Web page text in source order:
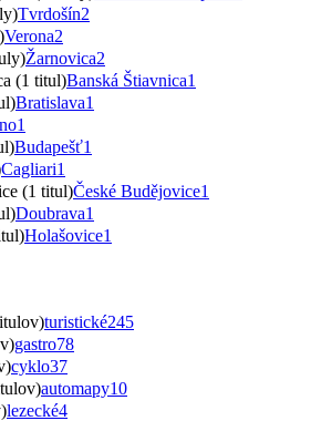
Tvrdošín2
Verona2
Žarnovica2
(1 titul)Banská Štiavnica1
Bratislava1
1
Budapešť1
Cagliari1
(1 titul)České Budějovice1
Doubrava1
Holašovice1
turistické245
gastro78
cyklo37
automapy10
lezecké4